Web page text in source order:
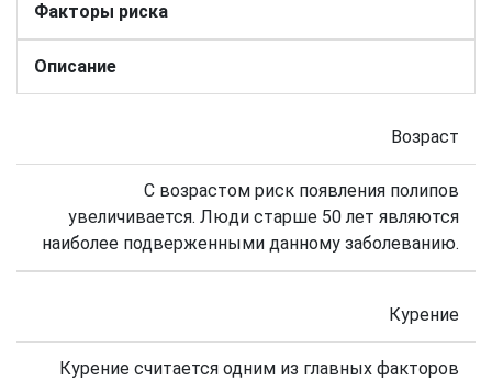
Факторы риска
Описание
Возраст
С возрастом риск появления полипов
увеличивается. Люди старше 50 лет являются
наиболее подверженными данному заболеванию.
Курение
Курение считается одним из главных факторов